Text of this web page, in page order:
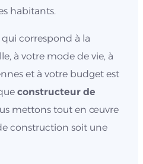
habitants.
correspond à la
à votre mode de vie, à
et à votre budget est
constructeur de
mettons tout en œuvre
construction soit une